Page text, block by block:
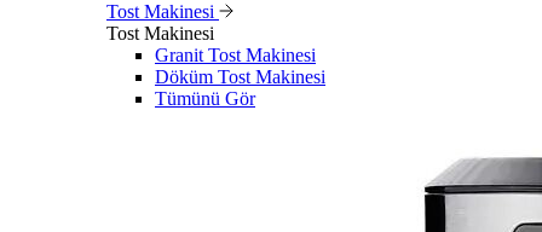
Tost Makinesi
Tost Makinesi
Granit Tost Makinesi
Döküm Tost Makinesi
Tümünü Gör